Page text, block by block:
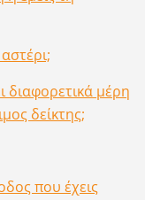
διαφορετικά μέρη
δείκτης;
που έχεις